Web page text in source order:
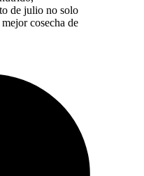
de julio no solo
cosecha de